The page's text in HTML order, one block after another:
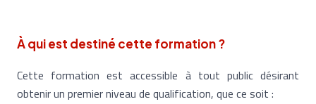
À qui est destiné cette formation ?
Cette formation est accessible à tout public désirant
obtenir un premier niveau de qualification, que ce soit :